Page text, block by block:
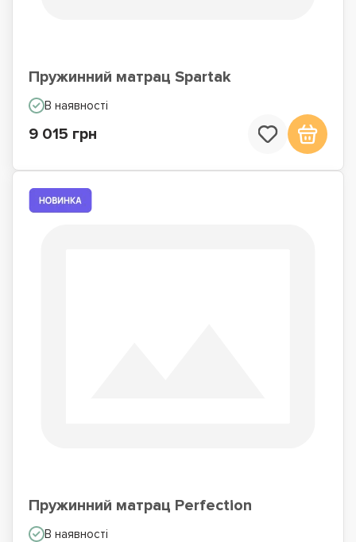
Пружинний матрац Spartak
В наявності
9 015 грн
Пружинний матрац Perfection
В наявності